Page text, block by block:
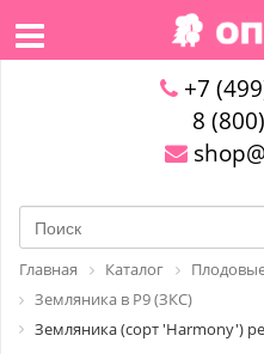
+7
8
Главная Каталог
Земляника в P9 (ЗКС)
Земляника (сорт 'Harmony')